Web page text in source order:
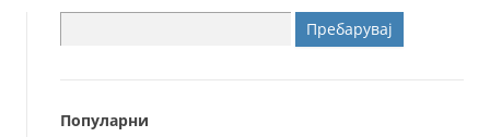
за:
Популарни